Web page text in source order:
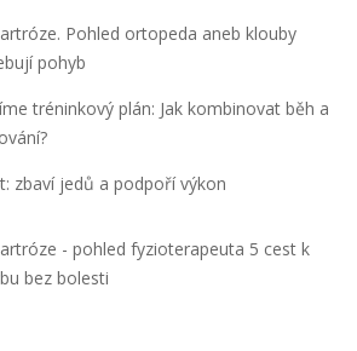
Pohled ortopeda aneb klouby
pohyb
tréninkový plán: Jak kombinovat běh a
zbaví jedů a podpoří výkon
- pohled fyzioterapeuta 5 cest k
bez bolesti